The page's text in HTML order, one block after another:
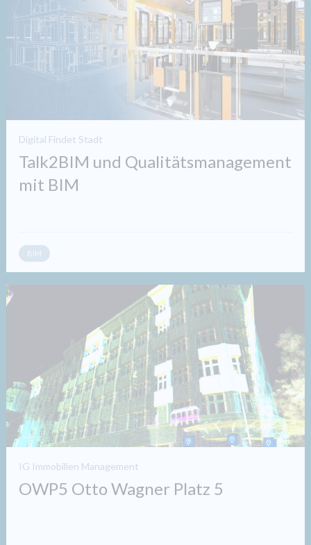
Digital Findet Stadt
Talk2BIM und Qualitätsmanagement
mit BIM
BIM
IG Immobilien Management
OWP5 Otto Wagner Platz 5